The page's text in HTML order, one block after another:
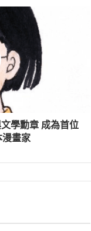
學勳章 成為首位
畫家